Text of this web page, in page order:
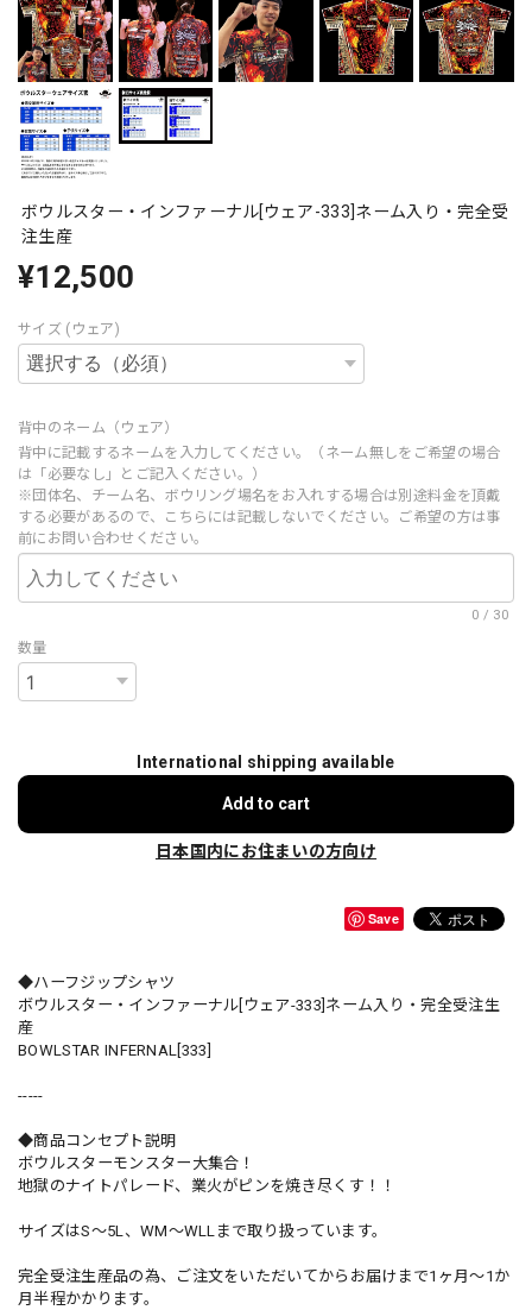
ボウルスター・インファーナル[ウェア-333]ネーム入り・完全受
注生産
¥12,500
サイズ (ウェア)
背中のネーム（ウェア）
背中に記載するネームを入力してください。（ネーム無しをご希望の場合
は「必要なし」とご記入ください。）
※団体名、チーム名、ボウリング場名をお入れする場合は別途料金を頂戴
する必要があるので、こちらには記載しないでください。ご希望の方は事
前にお問い合わせください。
0 / 30
数量
International shipping available
Add to cart
日本国内にお住まいの方向け
Save
◆ハーフジップシャツ
ボウルスター・インファーナル[ウェア-333]ネーム入り・完全受注生
産
BOWLSTAR INFERNAL[333]
-----
◆商品コンセプト説明
ボウルスターモンスター大集合！
地獄のナイトパレード、業火がピンを焼き尽くす！！
サイズはS〜5L、WM〜WLLまで取り扱っています。
完全受注生産品の為、ご注文をいただいてからお届けまで1ヶ月〜1か
月半程かかります。